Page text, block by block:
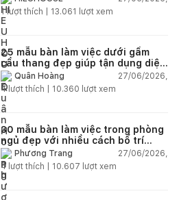
1lượt thích | 13.061 lượt xem
25 mẫu bàn làm việc dưới gầm
cầu thang đẹp giúp tận dụng diện
tích tưởng chừng bị bỏ quên
Quân Hoàng
27/06/2026,
4lượt thích | 10.360 lượt xem
30 mẫu bàn làm việc trong phòng
ngủ đẹp với nhiều cách bố trí
thông minh cho mọi diện tích
Phương Trang
27/06/2026,
4 lượt thích | 10.607 lượt xem